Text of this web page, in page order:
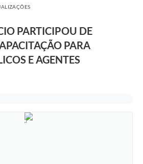
PARTICIPOU DE
PARA
E AGENTES